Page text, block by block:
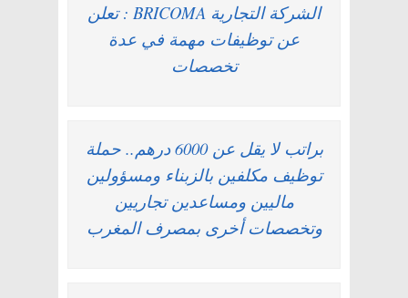
الشركة التجارية BRICOMA : تعلن
عن توظيفات مهمة في عدة
تخصصات
براتب لا يقل عن 6000 درهم.. حملة
توظيف مكلفين بالزبناء ومسؤولين
ماليين ومساعدين تجاريين
وتخصصات أخرى بمصرف المغرب